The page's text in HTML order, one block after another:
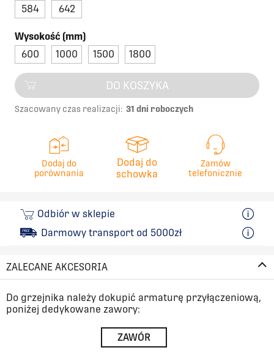
584 642
Wysokość (mm)
600
1000 1500 1800
DO KOSZYKA
Szacowany czas realizacji: 31 dni roboczych
Dodaj do
porównania
Dodaj do
schowka
Zamów
telefonicznie
Odbiór w sklepie
Darmowy transport od 5000zł
ZALECANE AKCESORIA
Do grzejnika należy dokupić armaturę przyłączeniową,
poniżej dedykowane zawory:
ZAWÓR